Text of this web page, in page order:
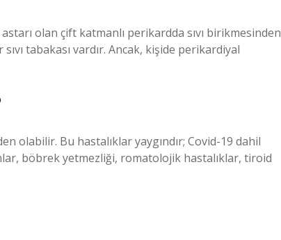
olan çift katmanlı perikardda sıvı birikmesinden
tabakası vardır. Ancak, kişide perikardiyal
olabilir. Bu hastalıklar yaygındır; Covid-19 dahil
böbrek yetmezliği, romatolojik hastalıklar, tiroid